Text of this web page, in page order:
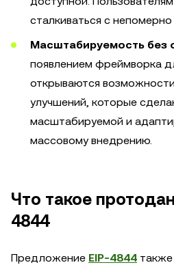
сталкиваться с
Масштабируемость без
появлением фреймворка
открываются
улучшений, которые
масштабируемой и
массовому внедрению.
Что такое
4844
Предложение EIP-4844